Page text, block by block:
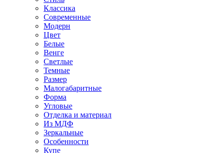
Классика
Современные
Модерн
Цвет
Белые
Венге
Светлые
Темные
Размер
Малогабаритные
Форма
Угловые
Отделка и материал
Из МДФ
Зеркальные
Особенности
Купе